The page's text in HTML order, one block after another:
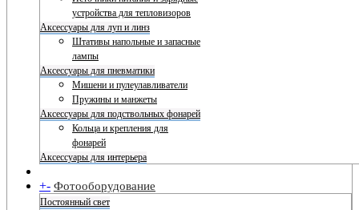
устройства для тепловизоров
Аксессуары для луп и линз
Штативы напольные и запасные
лампы
Аксессуары для пневматики
Мишени и пулеулавливатели
Пружины и манжеты
Аксессуары для подствольных фонарей
Кольца и крепления для
фонарей
Аксессуары для интерьера
+- Фотооборудование
Постоянный свет